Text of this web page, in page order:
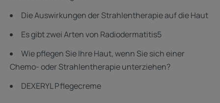
Die Auswirkungen der Strahlentherapie auf die Haut
Es gibt zwei Arten von Radiodermatitis5
Wie pflegen Sie Ihre Haut, wenn Sie sich einer
Chemo- oder Strahlentherapie unterziehen?
DEXERYL Pflegecreme